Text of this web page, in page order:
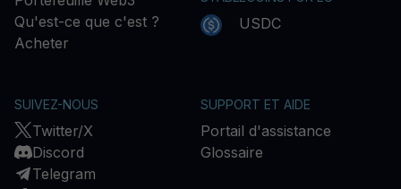
Qu'est-ce que c'est ?
Acheter
USDC
SUIVEZ-NOUS
Twitter/X
Discord
Telegram
SUPPORT ET AIDE
Portail d'assistance
Glossaire